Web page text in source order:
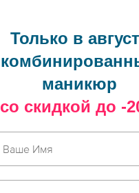
Только в
маникюр
со скидкой до -